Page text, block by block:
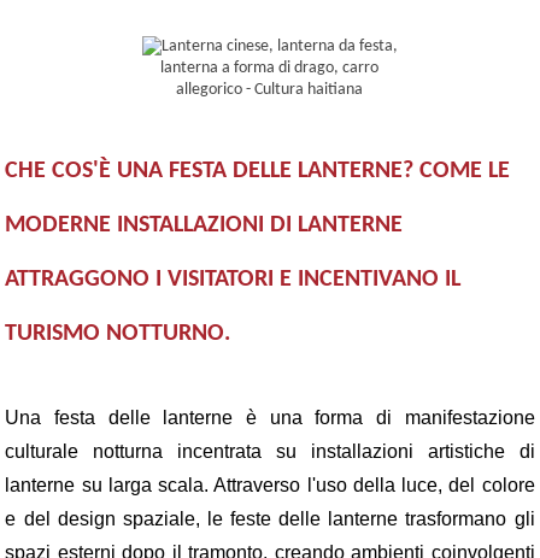
CHE COS'È UNA FESTA DELLE LANTERNE? COME LE
MODERNE INSTALLAZIONI DI LANTERNE
ATTRAGGONO I VISITATORI E INCENTIVANO IL
TURISMO NOTTURNO.
Una festa delle lanterne è una forma di manifestazione
culturale notturna incentrata su installazioni artistiche di
lanterne su larga scala. Attraverso l'uso della luce, del colore
e del design spaziale, le feste delle lanterne trasformano gli
spazi esterni dopo il tramonto, creando ambienti coinvolgenti